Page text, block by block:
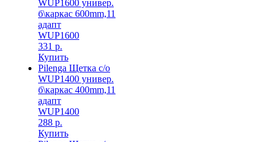
WUP1600 универ.
б\каркас 600mm,11
адапт
WUP1600
331 р.
Купить
Pilenga Щетка с/о
WUP1400 универ.
б\каркас 400mm,11
адапт
WUP1400
288 р.
Купить